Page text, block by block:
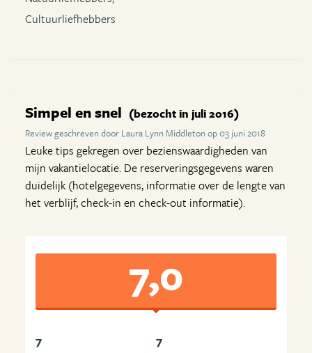
Cultuurliefhebbers
Simpel en snel (bezocht in juli 2016)
Review geschreven door Laura Lynn Middleton op 03 juni 2018
Leuke tips gekregen over bezienswaardigheden van
mijn vakantielocatie. De reserveringsgegevens waren
duidelijk (hotelgegevens, informatie over de lengte van
het verblijf, check-in en check-out informatie).
7,0
7 7